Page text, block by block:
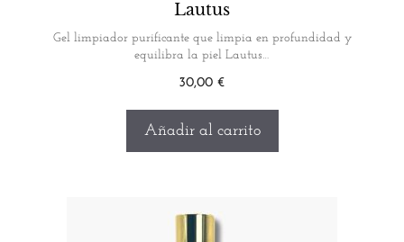
Lautus
Gel limpiador purificante que limpia en profundidad y
equilibra la piel Lautus…
30,00 €
Añadir al carrito